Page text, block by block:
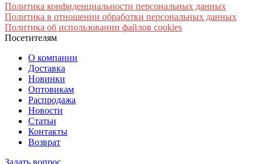
Политика конфиденциальности персональных данных
Политика в отношении обработки персональных данных
Политика об использовании файлов cookies
Посетителям
О компании
Доставка
Новинки
Оптовикам
Распродажа
Новости
Статьи
Контакты
Возврат
Задать вопрос